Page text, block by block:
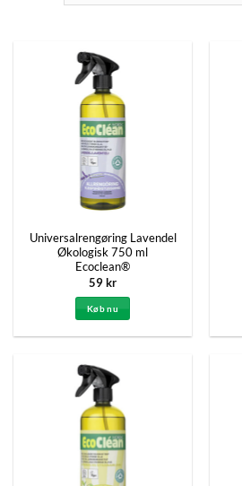
Universalrengøring Lavendel
Økologisk 750 ml
Ecoclean®
59kr
Køb nu